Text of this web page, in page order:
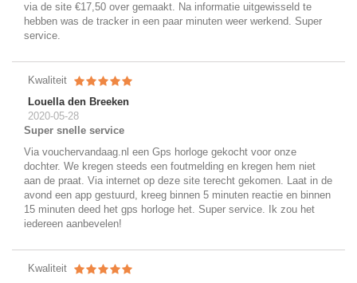
via de site €17,50 over gemaakt. Na informatie uitgewisseld te
hebben was de tracker in een paar minuten weer werkend. Super
service.
Kwaliteit
Louella den Breeken
2020-05-28
Super snelle service
Via vouchervandaag.nl een Gps horloge gekocht voor onze
dochter. We kregen steeds een foutmelding en kregen hem niet
aan de praat. Via internet op deze site terecht gekomen. Laat in de
avond een app gestuurd, kreeg binnen 5 minuten reactie en binnen
15 minuten deed het gps horloge het. Super service. Ik zou het
iedereen aanbevelen!
Kwaliteit